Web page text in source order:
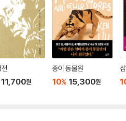
들의 지혜와 덕망을 다시 확인하는 일은
을 잊고 민중과 함께하지 않으면 타락한다
이 아니라 당 상부와 당의 문건에만 관심
는 성찰이자 경고이다. 요컨대 장쓰위엔
수함과 열정을 잊은 채 관료주의에 빠지
현재의 중국 정치권과 관료들에 대한 작
11,700원
종이 동물원
10% 15,300원